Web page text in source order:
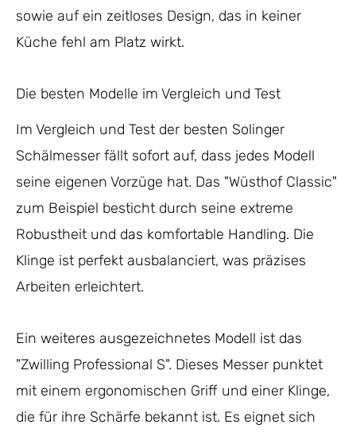
sowie auf ein zeitloses Design, das in keiner
Küche fehl am Platz wirkt.
Die besten Modelle im Vergleich und Test
Im Vergleich und Test der besten Solinger
Schälmesser fällt sofort auf, dass jedes Modell
seine eigenen Vorzüge hat. Das "Wüsthof Classic"
zum Beispiel besticht durch seine extreme
Robustheit und das komfortable Handling. Die
Klinge ist perfekt ausbalanciert, was präzises
Arbeiten erleichtert.
Ein weiteres ausgezeichnetes Modell ist das
"Zwilling Professional S". Dieses Messer punktet
mit einem ergonomischen Griff und einer Klinge,
die für ihre Schärfe bekannt ist. Es eignet sich